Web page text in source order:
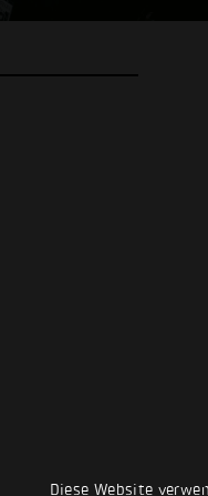
Diese Website